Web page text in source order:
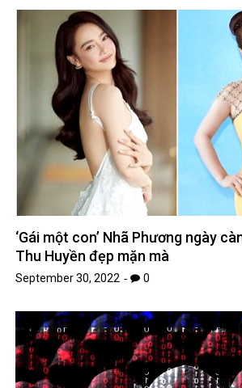
‘Gái một con’ Nhã Phương ngày
Thu Huyền đẹp mặn mà
September 30, 2022 0